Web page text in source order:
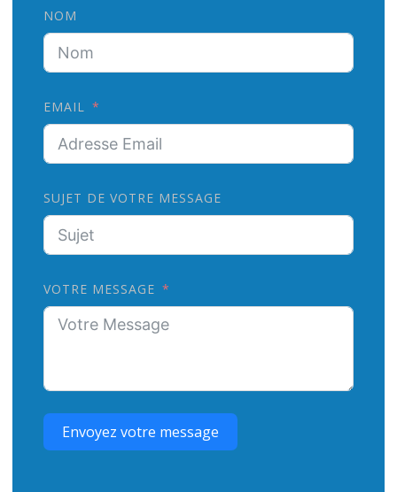
NOM
EMAIL
SUJET DE VOTRE MESSAGE
VOTRE MESSAGE
Envoyez votre message